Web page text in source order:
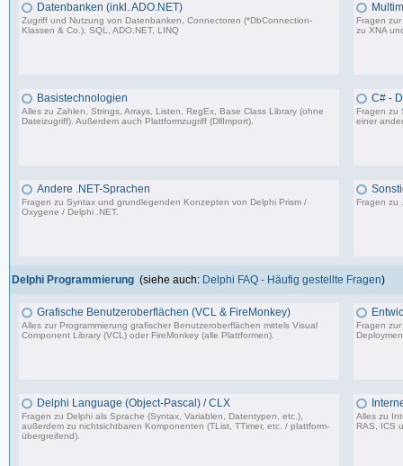
Datenbanken (inkl. ADO.NET)
Zugriff und Nutzung von Datenbanken, Connectoren (*DbConnection-
Klassen & Co.), SQL, ADO.NET, LINQ
Fragen
zu XNA
Basistechnologien
Alles zu Zahlen, Strings, Arrays, Listen, RegEx, Base Class Library (ohne
Dateizugriff). Außerdem auch Plattformzugriff (DllImport).
C# -
Fragen zu
einer
Andere .NET-Sprachen
Fragen zu Syntax und grundlegenden Konzepten von Delphi Prism /
Oxygene / Delphi .NET.
Fragen zu
Delphi Programmierung (siehe auch: Delphi FAQ - Häufig gestellte Fragen)
Grafische Benutzeroberflächen (VCL & FireMonkey)
Alles zur Programmierung grafischer Benutzeroberflächen mittels Visual
Component Library (VCL) oder FireMonkey (alle Plattformen).
Fragen
Delphi Language (Object-Pascal) / CLX
Fragen zu Delphi als Sprache (Syntax, Variablen, Datentypen, etc.),
außerdem zu nichtsichtbaren Komponenten (TList, TTimer, etc. / plattform-
übergreifend).
Alles zu
RAS, ICS